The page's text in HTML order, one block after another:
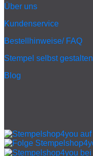
Über uns
Kundenservice
Bestellhinweise/ FAQ
Stempel selbst gestalten
Blog